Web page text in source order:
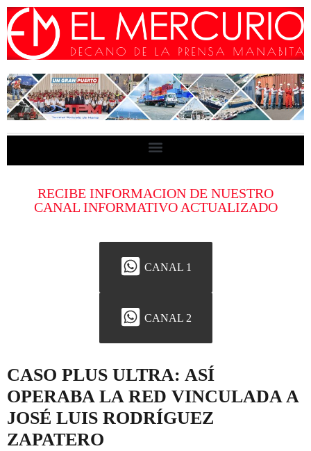
RECIBE INFORMACION DE NUESTRO
CANAL INFORMATIVO ACTUALIZADO
CANAL 1
CANAL 2
CASO PLUS ULTRA: ASÍ
OPERABA LA RED VINCULADA A
JOSÉ LUIS RODRÍGUEZ
ZAPATERO